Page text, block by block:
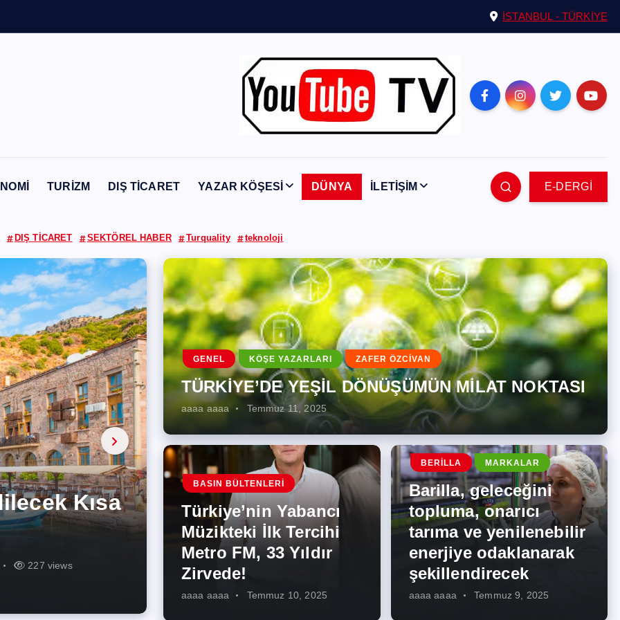
İSTANBUL - TÜRKİYE
TURİZM DIŞ TİCARET YAZAR KÖŞESİ DÜNYA İLETİŞİM E-DERGİ
DIŞ TİCARET SEKTÖREL HABER Turquality teknoloji
344 views
İlk
Zirvede!
273 views
onarıcı
275 views
Enerji
İş
287 views
Kısa
227 views
Artması
262 views
GENEL KÖŞE YAZARLARI ZAFER ÖZCİVAN
TÜRKİYE’DE YEŞİL DÖNÜŞÜMÜN MİLAT NOKTASI
aaaa aaaa Temmuz 11, 2025
BASIN BÜLTENLERI
Türkiye’nin Yabancı
Müzikteki İlk Tercihi
Metro FM, 33 Yıldır
Zirvede!
aaaa aaaa Temmuz 10, 2025
BERILLA MARKALAR
Barilla, geleceğini
topluma, onarıcı
tarıma ve yenilenebilir
enerjiye odaklanarak
şekillendirecek
aaaa aaaa Temmuz 9, 2025